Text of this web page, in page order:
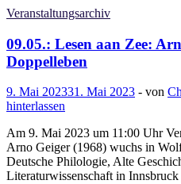
Veranstaltungsarchiv
09.05.: Lesen aan Zee:
Doppelleben
9. Mai 202331. Mai 2023 - von
hinterlassen
Am 9. Mai 2023 um 11:00 Uhr
Arno Geiger (1968) wuchs in
Deutsche Philologie, Alte
Literaturwissenschaft in